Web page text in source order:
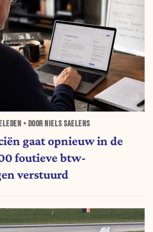
• DOOR NIELS SAELENS
gaat opnieuw in de
foutieve btw-
verstuurd